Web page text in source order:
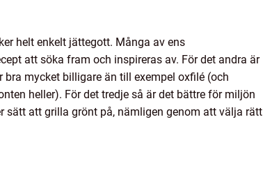
helt enkelt jättegott. Många av ens
att söka fram och inspireras av. För det andra är
mycket billigare än till exempel oxfilé (och
heller). För det tredje så är det bättre för miljön
sätt att grilla grönt på, nämligen genom att välja rätt